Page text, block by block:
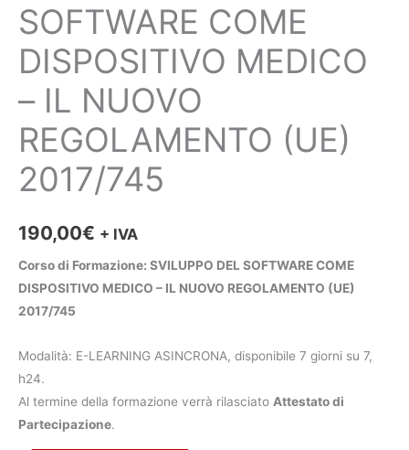
SOFTWARE COME
DISPOSITIVO MEDICO
– IL NUOVO
REGOLAMENTO (UE)
2017/745
190,00€ + IVA
Corso di Formazione: SVILUPPO DEL SOFTWARE COME
DISPOSITIVO MEDICO – IL NUOVO REGOLAMENTO (UE)
2017/745
Modalità: E-LEARNING ASINCRONA, disponibile 7 giorni su 7,
h24.
Al termine della formazione verrà rilasciato Attestato di
Partecipazione.